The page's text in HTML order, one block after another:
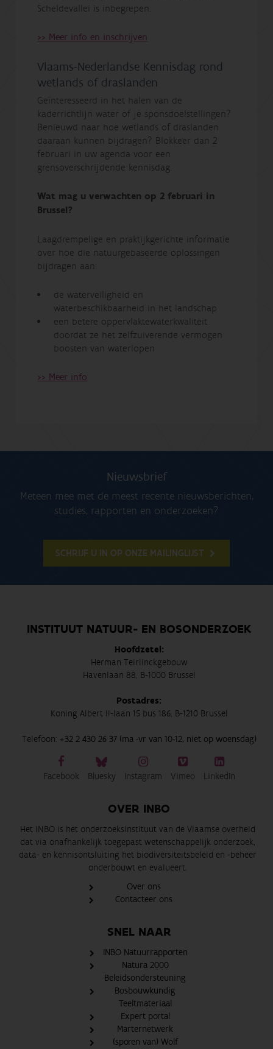
Scheldevallei is inbegrepen.
>> Meer info en inschrijven
Vlaams-Nederlandse Kennisdag rond
wetlands of draslanden
Geïnteresseerd in het halen van de
kaderrichtlijn water of je sponsdoelstellingen?
Benieuwd naar hoe wetlands of draslanden
daaraan kunnen bijdragen? Blokkeer dan 2
februari in uw agenda voor een
grensoverschrijdende kennisdag.
Wat mag u verwachten op 2 februari in
Brussel?
Laagdrempelige en praktijkgerichte informatie
over hoe die natuurgebaseerde oplossingen
bijdragen aan:
de waterveiligheid en
waterbeschikbaarheid in het landschap
een betere oppervlaktewaterkwaliteit
doordat ze het zelfzuiverende vermogen
boosten van waterlopen
>> Meer info
Nieuwsbrief
Meteen mee met de meest recente nieuwsberichten,
studies, rapporten en onderzoeken?
SCHRIJF U IN OP ONZE MAILINGLIJST
INSTITUUT NATUUR- EN BOSONDERZOEK
Hoofdzetel:
Herman Teirlinckgebouw
Havenlaan 88, B-1000 Brussel
Postadres:
Koning Albert II-laan 15 bus 186, B-1210 Brussel
Telefoon: +32 2 430 26 37 (ma -vr van 10-12, niet op woensdag)
Facebook Bluesky Instagram Vimeo LinkedIn
OVER INBO
Het INBO is het onderzoeksinstituut van de Vlaamse overheid
dat via onafhankelijk toegepast wetenschappelijk onderzoek,
data- en kennisontsluiting het biodiversiteitsbeleid en -beheer
onderbouwt en evalueert.
Over ons
Contacteer ons
SNEL NAAR
INBO Natuurrapporten
Natura 2000
Beleidsondersteuning
Bosbouwkundig
Teeltmateriaal
Expert portal
Marternetwerk
(sporen van) Wolf